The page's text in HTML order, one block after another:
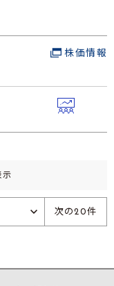
株価情報
示
次の20件